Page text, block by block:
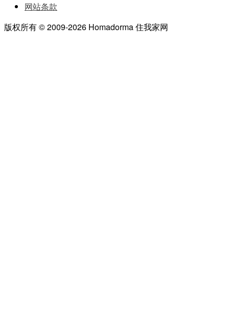
网站条款
版权所有 © 2009-2026 Homadorma 住我家网